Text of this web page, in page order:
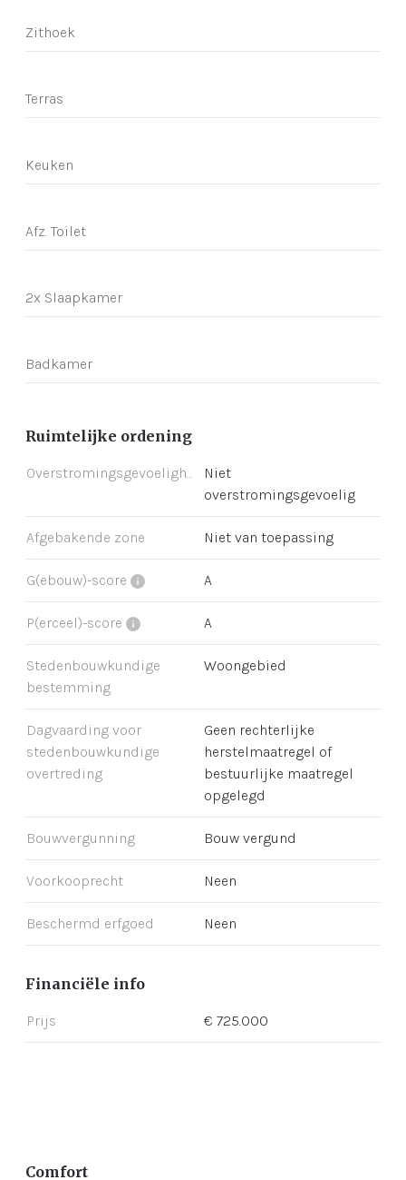
Zithoek
Terras
Keuken
Afz. Toilet
2x Slaapkamer
Badkamer
Ruimtelijke ordening
Niet
overstromingsgevoelig
Afgebakende zone Niet van toepassing
G(ebouw)-score A
P(erceel)-score A
Stedenbouwkundige
bestemming
Woongebied
Dagvaarding voor
stedenbouwkundige
overtreding
Geen rechterlijke
herstelmaatregel of
bestuurlijke maatregel
opgelegd
Bouwvergunning Bouw vergund
Voorkooprecht Neen
Beschermd erfgoed Neen
Financiële info
Prijs € 725.000
Comfort